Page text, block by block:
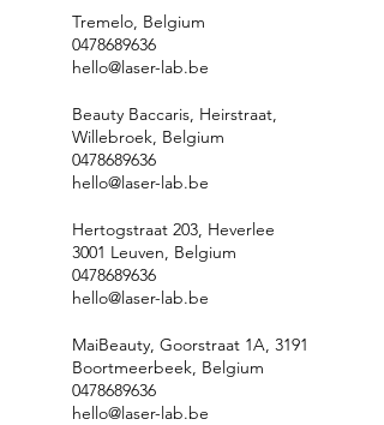
Tremelo, Belgium
0478689636
hello@laser-lab.be
Beauty Baccaris, Heirstraat,
Willebroek, Belgium
0478689636
hello@laser-lab.be
Hertogstraat 203, Heverlee
3001 Leuven, Belgium
0478689636
hello@laser-lab.be
MaiBeauty, Goorstraat 1A, 3191
Boortmeerbeek, Belgium
0478689636
hello@laser-lab.be